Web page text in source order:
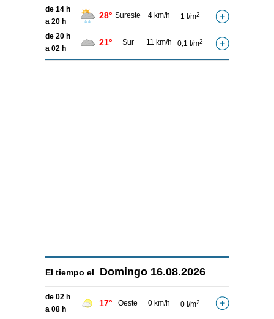
de 14 h
a 20 h
28° Sureste 4 km/h 1 l/m2
de 20 h
a 02 h
21° Sur 11 km/h 0,1 l/m2
El tiempo el Domingo 16.08.2026
de 02 h
a 08 h
17° Oeste 0 km/h 0 l/m2